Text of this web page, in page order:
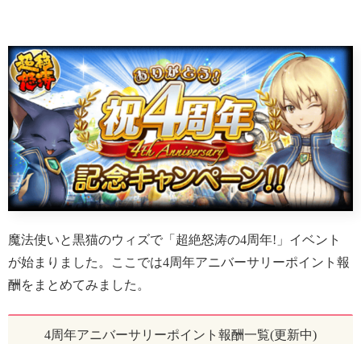
魔法使いと黒猫のウィズで「超絶怒涛の4周年!」イベント
が始まりました。ここでは4周年アニバーサリーポイント報
酬をまとめてみました。
4周年アニバーサリーポイント報酬一覧(更新中)